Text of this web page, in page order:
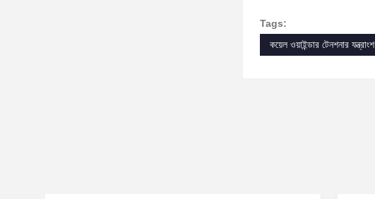
Tags:
কয়েল ওয়াইন্ডার টেনশনার যন্ত্রাংশ